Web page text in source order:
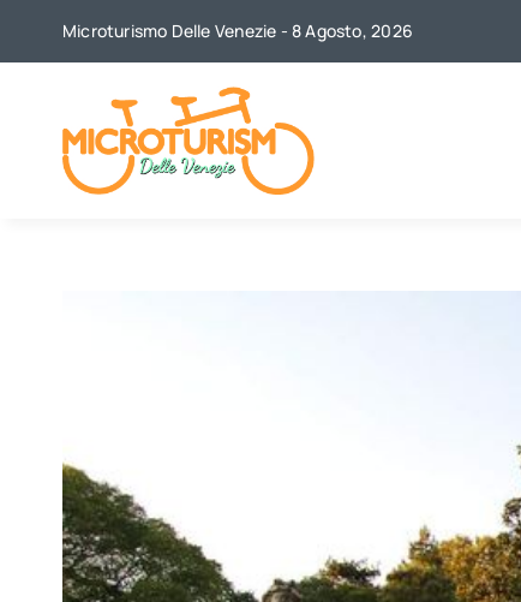
Microturismo Delle Venezie - 8 Agosto, 2026